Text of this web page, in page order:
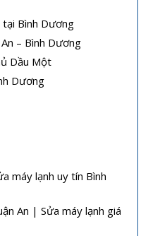
tại Bình Dương
– Bình Dương
Dầu Một
Dương
máy lạnh uy tín Bình
An | Sửa máy lạnh giá